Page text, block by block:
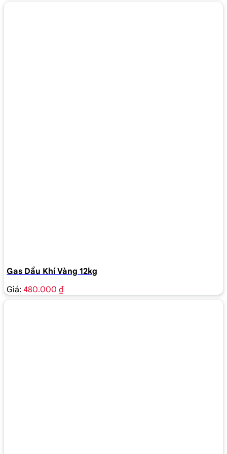
Gas Dầu Khí Vàng 12kg
Giá: 480.000 ₫